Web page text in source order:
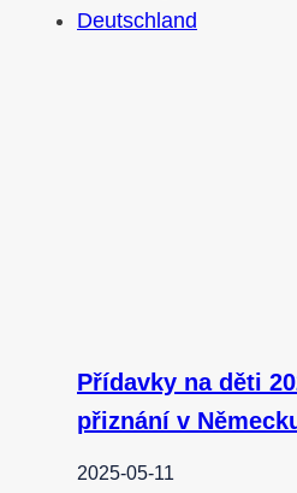
Přídavky na děti
přiznání v
2025-05-11